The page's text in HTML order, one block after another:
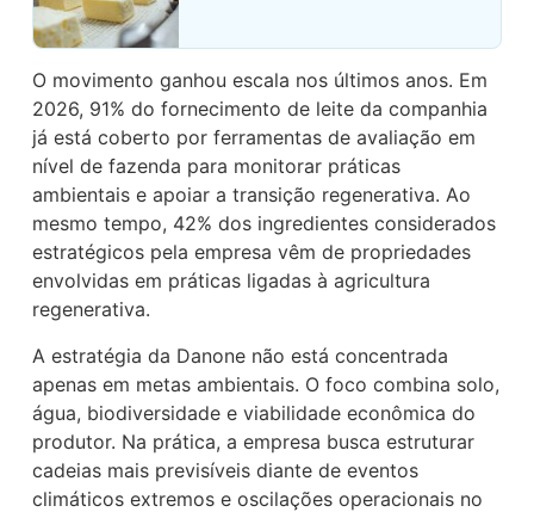
O movimento ganhou escala nos últimos anos. Em
2026, 91% do fornecimento de leite da companhia
já está coberto por ferramentas de avaliação em
nível de fazenda para monitorar práticas
ambientais e apoiar a transição regenerativa. Ao
mesmo tempo, 42% dos ingredientes considerados
estratégicos pela empresa vêm de propriedades
envolvidas em práticas ligadas à agricultura
regenerativa.
A estratégia da Danone não está concentrada
apenas em metas ambientais. O foco combina solo,
água, biodiversidade e viabilidade econômica do
produtor. Na prática, a empresa busca estruturar
cadeias mais previsíveis diante de eventos
climáticos extremos e oscilações operacionais no